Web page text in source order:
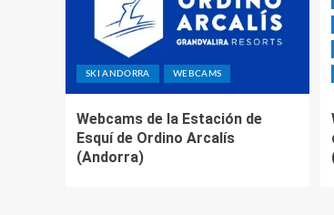
SKI ANDORRA WEBCAMS
Webcams de la Estación de
Esquí de Ordino Arcalís
(Andorra)